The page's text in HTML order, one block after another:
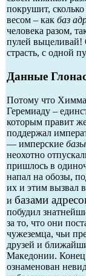
покрушит,
весом – как баз
человека разом,
пулей
страсть, с одной
Данные
Потому что
Геремиаду –
которым правит
поддержал
— имперские
неохотно
пришлось в
напал на обозы,
их и этим вызвал
и базами
побудил
за то, что они
чужеземца, чьи
друзей и
Македонии. Конец
ознаменован